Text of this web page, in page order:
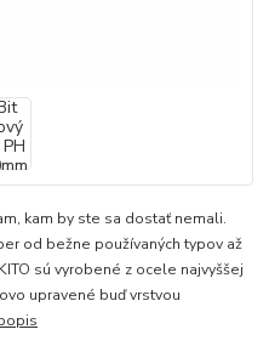
kam by ste sa dostať nemali.
od bežne používaných typov až
sú vyrobené z ocele najvyššej
upravené buď vrstvou